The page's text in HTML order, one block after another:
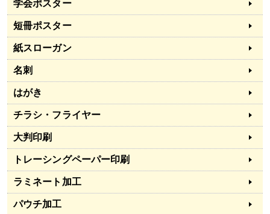
学会ポスター
短冊ポスター
紙スローガン
名刺
はがき
チラシ・フライヤー
大判印刷
トレーシングペーパー印刷
ラミネート加工
パウチ加工